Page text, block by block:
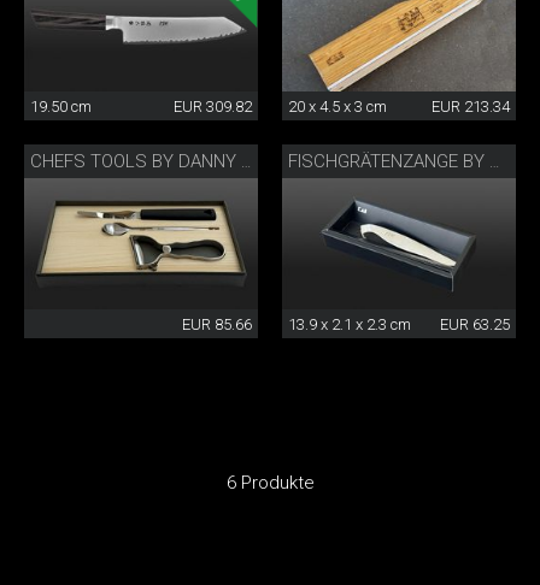
19.50 cm EUR 309.82 20 x 4.5 x 3 cm EUR 213.34
CHEFS TOOLS BY DANNY KHEZZAR
EUR 85.66
FISCHGRÄTENZANGE BY DANNY KHEZZAR
13.9 x 2.1 x 2.3 cm EUR 63.25
6 Produkte